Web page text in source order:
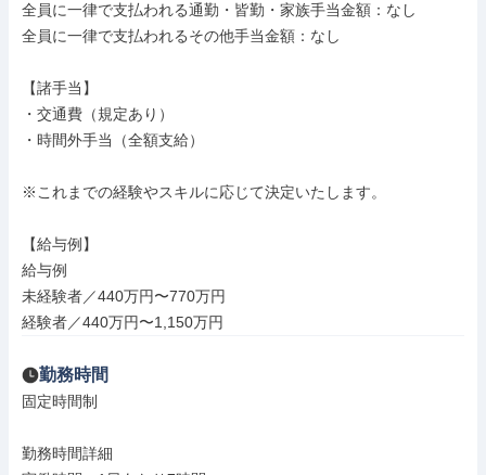
全員に一律で支払われる通勤・皆勤・家族手当金額：なし
全員に一律で支払われるその他手当金額：なし
【諸手当】
・交通費（規定あり）
・時間外手当（全額支給）
※これまでの経験やスキルに応じて決定いたします。
【給与例】
給与例
未経験者／440万円〜770万円
経験者／440万円〜1,150万円
勤務時間
固定時間制
勤務時間詳細